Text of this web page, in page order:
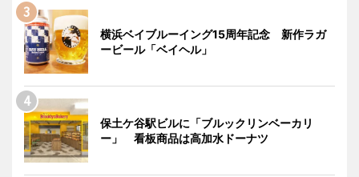
横浜ベイブルーイング15周年記念 新作ラガ
ービール「ベイヘル」
保土ケ谷駅ビルに「ブルックリンベーカリ
ー」 看板商品は高加水ドーナツ